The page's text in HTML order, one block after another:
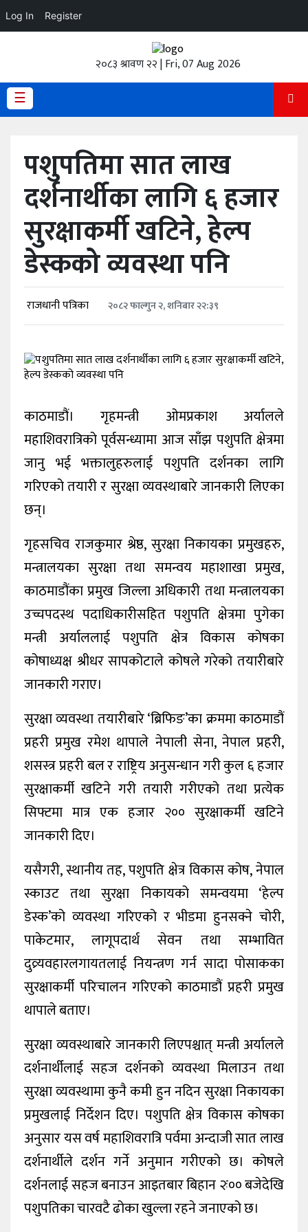
Log In Register
२०८३ श्रावण २२ | Fri, 07 Aug 2026
☰
अपडेट
प्रदेश
विचार
अन्य
पशुपतिमा सात लाख
दर्शनार्थीका लागि ६ हजार
सुरक्षाकर्मी खटिने, हेल्प
डेस्कको व्यवस्था पनि
राजधानी पत्रिका २०८२ फाल्गुन २, शनिबार २२:३९
काठमाडौं। गृहमन्त्री ओमप्रकाश अर्यालले
महाशिवरात्रिको पूर्वसन्ध्यामा आज साँझ पशुपति क्षेत्रमा
जानु भई भक्तालुहरुलाई पशुपति दर्शनका लागि
गरिएको तयारी र सुरक्षा व्यवस्थाबारे जानकारी लिएका
छन्।
गृहसचिव राजकुमार श्रेष्ठ, सुरक्षा निकायका प्रमुखहरु,
मन्त्रालयका सुरक्षा तथा समन्वय महाशाखा प्रमुख,
काठमाडौंका प्रमुख जिल्ला अधिकारी तथा मन्त्रालयका
उच्चपदस्थ पदाधिकारीसहित पशुपति क्षेत्रमा पुगेका
मन्त्री अर्याललाई पशुपति क्षेत्र विकास कोषका
कोषाध्यक्ष श्रीधर सापकोटाले कोषले गरेको तयारीबारे
जानकारी गराए।
सुरक्षा व्यवस्था तयारीबारे ‘ब्रिफिङ’का क्रममा काठमाडौं
प्रहरी प्रमुख रमेश थापाले नेपाली सेना, नेपाल प्रहरी,
शसस्त्र प्रहरी बल र राष्ट्रिय अनुसन्धान गरी कुल ६ हजार
सुरक्षाकर्मी खटिने गरी तयारी गरीएको तथा प्रत्येक
सिफ्टमा मात्र एक हजार २०० सुरक्षाकर्मी खटिने
जानकारी दिए।
यसैगरी, स्थानीय तह, पशुपति क्षेत्र विकास कोष, नेपाल
स्काउट तथा सुरक्षा निकायको समन्वयमा ‘हेल्प
डेस्क’को व्यवस्था गरिएको र भीडमा हुनसक्ने चोरी,
पाकेटमार, लागूपदार्थ सेवन तथा सम्भावित
दुव्र्यवहारलगायतलाई नियन्त्रण गर्न सादा पोसाकका
सुरक्षाकर्मी परिचालन गरिएको काठमाडौं प्रहरी प्रमुख
थापाले बताए।
सुरक्षा व्यवस्थाबारे जानकारी लिएपश्चात् मन्त्री अर्यालले
दर्शनार्थीलाई सहज दर्शनको व्यवस्था मिलाउन तथा
सुरक्षा व्यवस्थामा कुनै कमी हुन नदिन सुरक्षा निकायका
प्रमुखलाई निर्देशन दिए। पशुपति क्षेत्र विकास कोषका
अनुसार यस वर्ष महाशिवरात्रि पर्वमा अन्दाजी सात लाख
दर्शनार्थीले दर्शन गर्ने अनुमान गरीएको छ। कोषले
दर्शनलाई सहज बनाउन आइतबार बिहान २ः०० बजेदेखि
पशुपतिका चारवटै ढोका खुल्ला रहने जनाएको छ।